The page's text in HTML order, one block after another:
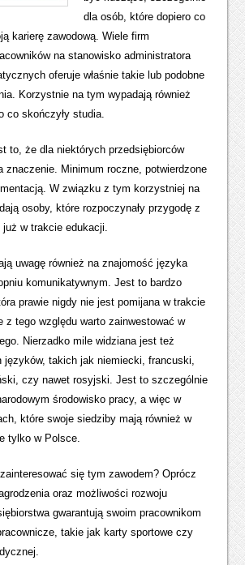
dla osób, które dopiero co
karierę zawodową. Wiele firm
na stanowisko administratora
oferuje właśnie takie lub podobne
Korzystnie na tym wypadają również
co skończyły studia.
to, że dla niektórych przedsiębiorców
znaczenie. Minimum roczne, potwierdzone
W związku z tym korzystniej na
osoby, które rozpoczynały przygodę z
w trakcie edukacji.
uwagę również na znajomość języka
komunikatywnym. Jest to bardzo
prawie nigdy nie jest pomijana w trakcie
z tego względu warto zainwestować w
Nierzadko mile widziana jest też
języków, takich jak niemiecki, francuski,
czy nawet rosyjski. Jest to szczególnie
środowisko pracy, a więc w
które swoje siedziby mają również w
tylko w Polsce.
się tym zawodem? Oprócz
oraz możliwości rozwoju
gwarantują swoim pracownikom
takie jak karty sportowe czy